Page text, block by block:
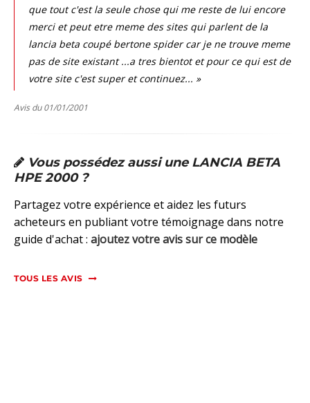
que tout c'est la seule chose qui me reste de lui encore
merci et peut etre meme des sites qui parlent de la
lancia beta coupé bertone spider car je ne trouve meme
pas de site existant ...a tres bientot et pour ce qui est de
votre site c'est super et continuez... »
Avis du 01/01/2001
Vous possédez aussi une LANCIA BETA
HPE 2000 ?
Partagez votre expérience et aidez les futurs
acheteurs en publiant votre témoignage dans notre
guide d'achat : ajoutez votre avis sur ce modèle
TOUS LES AVIS